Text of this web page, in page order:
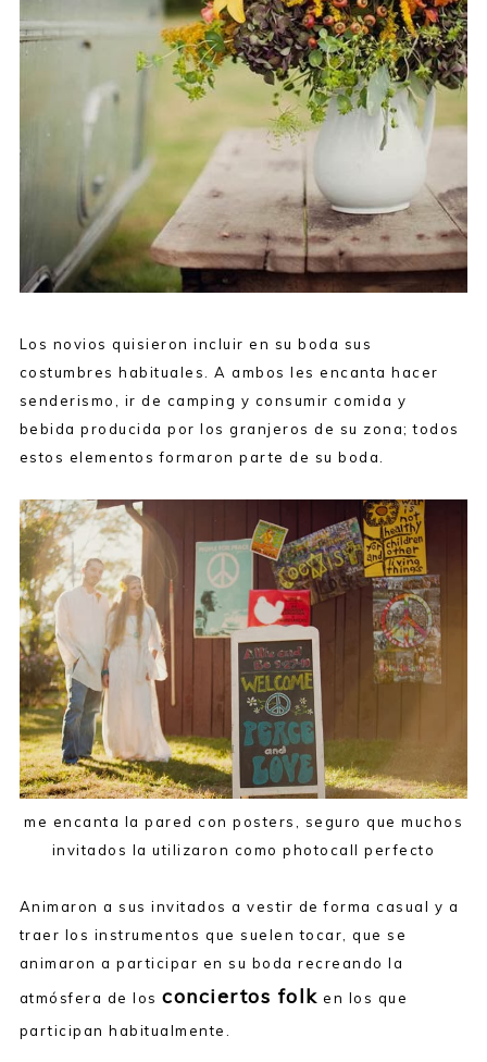
Los novios quisieron incluir en su boda sus
costumbres habituales. A ambos les encanta hacer
senderismo, ir de camping y consumir comida y
bebida producida por los granjeros de su zona; todos
estos elementos formaron parte de su boda.
me encanta la pared con posters, seguro que muchos
invitados la utilizaron como photocall perfecto
Animaron a sus invitados a vestir de forma casual y a
traer los instrumentos que suelen tocar, que se
animaron a participar en su boda recreando la
atmósfera de losconciertos folk en los que
participan habitualmente.